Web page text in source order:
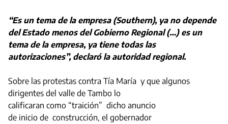
“Es un tema de la empresa (Southern), ya no depende
del Estado menos del Gobierno Regional (…) es un
tema de la empresa, ya tiene todas las
autorizaciones”, declaró la autoridad regional.
Sobre las protestas contra Tía María y que algunos
dirigentes del valle de Tambo lo
calificaran como “traición” dicho anuncio
de inicio de construcción, el gobernador